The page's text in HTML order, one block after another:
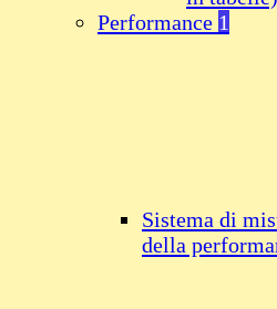
Performance 1
Sistema di
della